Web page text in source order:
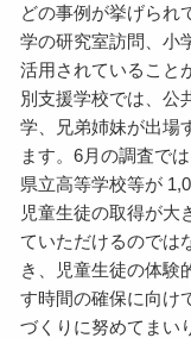
どの事例が挙げられ
学の研究室訪問、小
活用されていること
別支援学校では、公
学、兄弟姉妹が出場
ます。6月の調査で
県立高等学校等が
児童生徒の取得が大
ていただけるのでは
き、児童生徒の体験
す時間の確保に向け
づくりに努めてまい